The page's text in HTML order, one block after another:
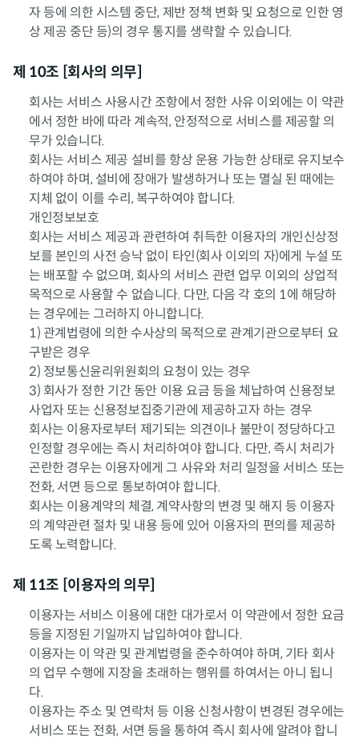
자 등에 의한 시스템 중단, 제반 정책 변화 및 요청으로 인한 영
상 제공 중단 등)의 경우 통지를 생략할 수 있습니다.
제 10조 [회사의 의무]
회사는 서비스 사용시간 조항에서 정한 사유 이외에는 이 약관
에서 정한 바에 따라 계속적, 안정적으로 서비스를 제공할 의
무가 있습니다.
회사는 서비스 제공 설비를 항상 운용 가능한 상태로 유지보수
하여야 하며, 설비에 장애가 발생하거나 또는 멸실 된 때에는
지체 없이 이를 수리, 복구하여야 합니다.
개인정보보호
회사는 서비스 제공과 관련하여 취득한 이용자의 개인신상정
보를 본인의 사전 승낙 없이 타인(회사 이외의 자)에게 누설 또
는 배포할 수 없으며, 회사의 서비스 관련 업무 이외의 상업적
목적으로 사용할 수 없습니다. 다만, 다음 각 호의 1에 해당하
는 경우에는 그러하지 아니합니다.
1) 관계법령에 의한 수사상의 목적으로 관계기관으로부터 요
구받은 경우
2) 정보통신윤리위원회의 요청이 있는 경우
3) 회사가 정한 기간 동안 이용 요금 등을 체납하여 신용정보
사업자 또는 신용정보집중기관에 제공하고자 하는 경우
회사는 이용자로부터 제기되는 의견이나 불만이 정당하다고
인정할 경우에는 즉시 처리하여야 합니다. 다만, 즉시 처리가
곤란한 경우는 이용자에게 그 사유와 처리 일정을 서비스 또는
전화, 서면 등으로 통보하여야 합니다.
회사는 이용계약의 체결, 계약사항의 변경 및 해지 등 이용자
의 계약관련 절차 및 내용 등에 있어 이용자의 편의를 제공하
도록 노력합니다.
제 11조 [이용자의 의무]
이용자는 서비스 이용에 대한 대가로서 이 약관에서 정한 요금
등을 지정된 기일까지 납입하여야 합니다.
이용자는 이 약관 및 관계법령을 준수하여야 하며, 기타 회사
의 업무 수행에 지장을 초래하는 행위를 하여서는 아니 됩니
다.
이용자는 주소 및 연락처 등 이용 신청사항이 변경된 경우에는
서비스 또는 전화, 서면 등을 통하여 즉시 회사에 알려야 합니